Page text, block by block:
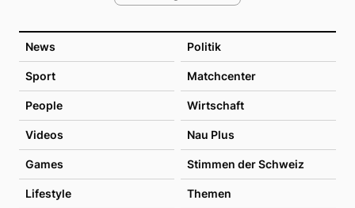
News Politik
Sport Matchcenter
People Wirtschaft
Videos Nau Plus
Games Stimmen der Schweiz
Lifestyle Themen